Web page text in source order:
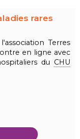
rares
Terres
en ligne avec
du CHU